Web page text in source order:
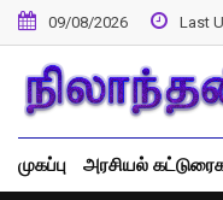
Skip
to
content
09/08/2026 Last
முகப்பு அரசியல்